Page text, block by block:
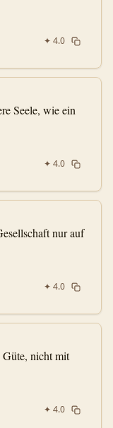
✦ 4.0
Seele, wie ein
✦ 4.0
nur auf
✦ 4.0
Güte, nicht mit
✦ 4.0